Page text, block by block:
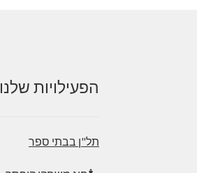
הפעילויות שלנו
תל"ן בבתי ספר